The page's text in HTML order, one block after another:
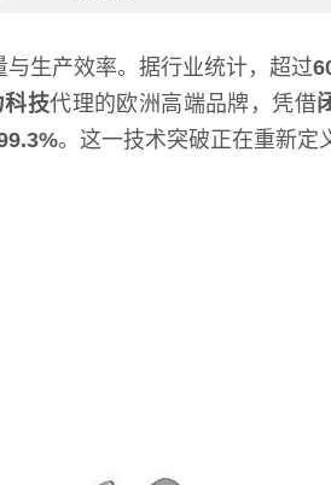
生产效率。据行业统计，超过
科技代理的欧洲高端品牌，凭借
。这一技术突破正在重新定